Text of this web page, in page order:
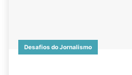
Desafios do Jornalismo